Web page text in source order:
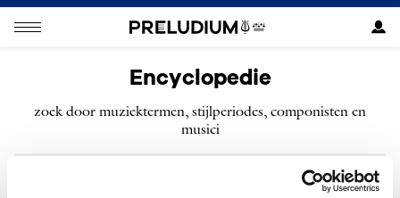
Encyclopedie
zoek door muziektermen, stijlperiodes, componisten en
musici
ZOEKEN